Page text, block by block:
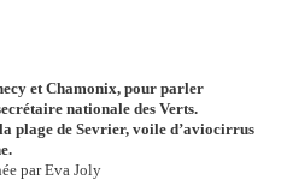
et Chamonix, pour parler
nationale des Verts.
plage de Sevrier, voile d’aviocirrus
par Eva Joly